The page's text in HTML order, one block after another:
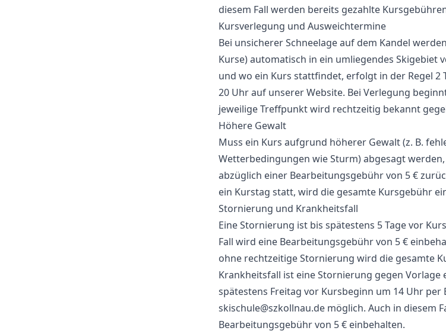
diesem Fall werden bereits gezahlte
Kursverlegung und Ausweichtermine
Bei unsicherer Schneelage auf dem Kandel
Kurse) automatisch in ein umliegendes Skigebiet
und wo ein Kurs stattfindet, erfolgt in der Regel 2
20 Uhr auf unserer Website. Bei Verlegung
jeweilige Treffpunkt wird rechtzeitig bekannt
Höhere Gewalt
Muss ein Kurs aufgrund höherer Gewalt (z. B.
Wetterbedingungen wie Sturm) abgesagt
abzüglich einer Bearbeitungsgebühr von 5 €
ein Kurstag statt, wird die gesamte Kursgebühr
Stornierung und Krankheitsfall
Eine Stornierung ist bis spätestens 5 Tage vor
Fall wird eine Bearbeitungsgebühr von 5 €
ohne rechtzeitige Stornierung wird die gesamte
Krankheitsfall ist eine Stornierung gegen Vorlage
spätestens Freitag vor Kursbeginn um 14 Uhr per
skischule@szkollnau.de möglich. Auch in diesem
Bearbeitungsgebühr von 5 € einbehalten.